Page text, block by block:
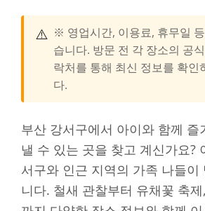
⚠️ ※ 영업시간, 이용료, 휴무일
습니다. 방문 전 각 장소의 공
락처를 통해 최신 정보를 확인
다.
부산 강서구에서 아이와 함께 즐
낼 수 있는 곳을 찾고 계신가요?
서구와 인근 지역의 가족 나들이
니다. 철새 관찰부터 유채꽃 축